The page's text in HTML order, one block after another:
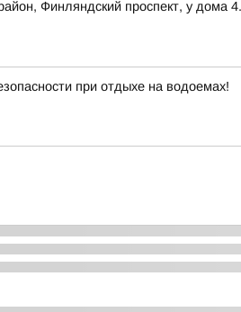
Финляндский проспект, у дома
при отдыхе на водоемах!